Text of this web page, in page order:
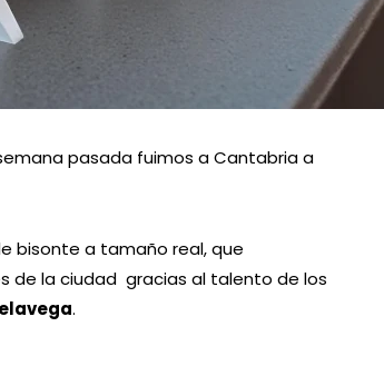
pasada fuimos a Cantabria a
bisonte a tamaño real, que
de la ciudad gracias al talento de los
.